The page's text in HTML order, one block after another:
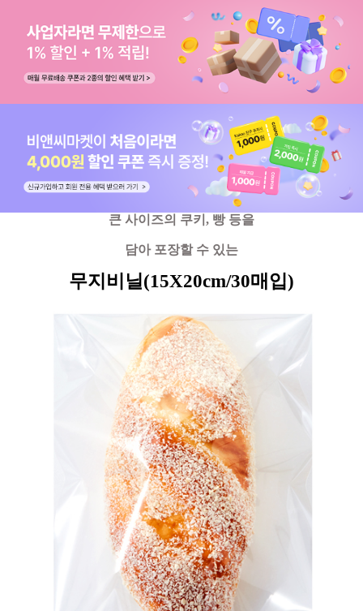
큰 사이즈의 쿠키, 빵 등을
담아 포장할 수 있는
무지비닐(15X20cm/30매입)